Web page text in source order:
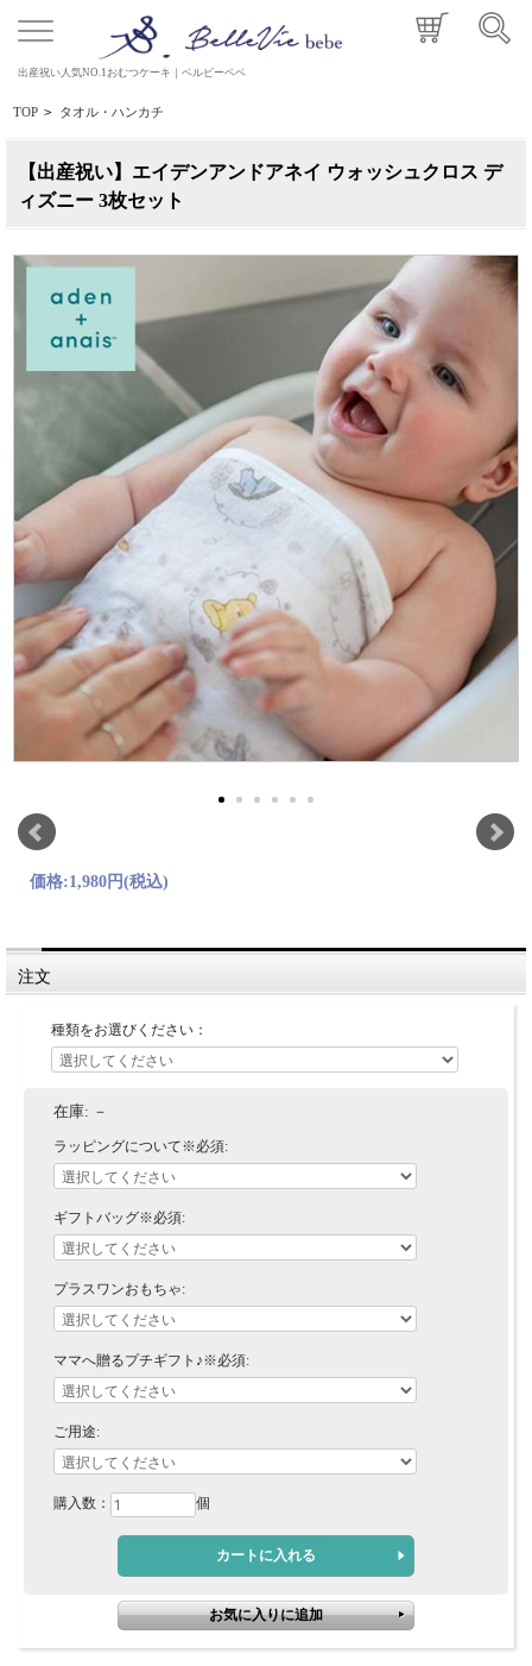
出産祝い人気NO.1おむつケーキ｜ベルビーベベ
TOP > タオル・ハンカチ
【出産祝い】エイデンアンドアネイ ウォッシュクロス デ
ィズニー 3枚セット
価格:1,980円(税込)
注文
種類をお選びください：
在庫: －
ラッピングについて※必須:
ギフトバッグ※必須:
プラスワンおもちゃ:
ママへ贈るプチギフト♪※必須:
ご用途:
購入数： 個